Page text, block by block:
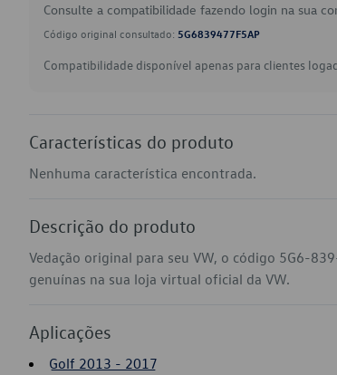
Consulte a compatibilidade fazendo login na sua
Código original consultado: 5G6839477F5AP
Compatibilidade disponível apenas para clientes
Características do produto
Nenhuma característica encontrada.
Descrição do produto
Vedação original para seu VW, o código 5G6-
genuínas na sua loja virtual oficial da VW.
Aplicações
Golf 2013 - 2017